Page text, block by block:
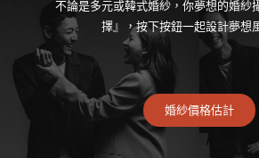
不論是多元或韓式婚紗，你夢想的婚紗
擇』，按下按鈕一起設計夢想
婚紗價格估計